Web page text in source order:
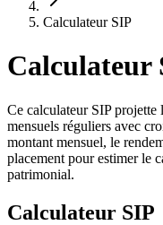
Calculateur SIP
Calculateur
Ce calculateur SIP projette
mensuels réguliers avec
montant mensuel, le
placement pour estimer le
patrimonial.
Calculateur SIP